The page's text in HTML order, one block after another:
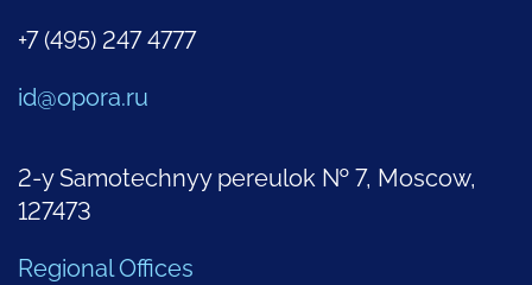
+7 (495) 247 4777
id@opora.ru
2-y Samotechnyy pereulok № 7, Moscow,
127473
Regional Offices